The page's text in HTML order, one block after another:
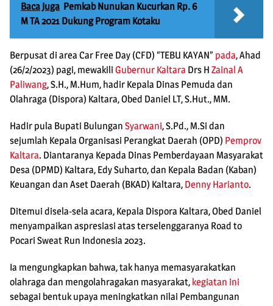
Baca Juga Pemkab Nunukan Kucurkan Rp. 6
M TA 2021 Dukung Program Kotaku
Berpusat di area Car Free Day (CFD) “TEBU KAYAN” pada, Ahad
(26/2/2023) pagi, mewakili Gubernur Kaltara Drs H Zainal A
Paliwang, S.H., M.Hum, hadir Kepala Dinas Pemuda dan
Olahraga (Dispora) Kaltara, Obed Daniel LT, S.Hut., MM.
Hadir pula Bupati Bulungan Syarwani, S.Pd., M.Si dan
sejumlah Kepala Organisasi Perangkat Daerah (OPD) Pemprov
Kaltara. Diantaranya Kepada Dinas Pemberdayaan Masyarakat
Desa (DPMD) Kaltara, Edy Suharto, dan Kepala Badan (Kaban)
Keuangan dan Aset Daerah (BKAD) Kaltara, Denny Harianto.
Ditemui disela-sela acara, Kepala Dispora Kaltara, Obed Daniel
menyampaikan aspresiasi atas terselenggaranya Road to
Pocari Sweat Run Indonesia 2023.
Ia mengungkapkan bahwa, tak hanya memasyarakatkan
olahraga dan mengolahragakan masyarakat, kegiatan ini
sebagai bentuk upaya meningkatkan nilai Pembangunan